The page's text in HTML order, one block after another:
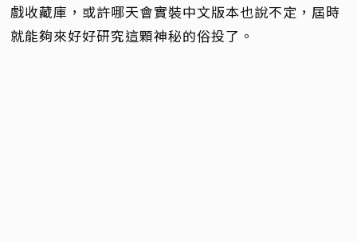
戲收藏庫，或許哪天會實裝中文版本也說不定，屆時
就能夠來好好研究這顆神秘的俗投了。